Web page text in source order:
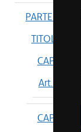
PARTE IV
TITOLO I
CAPO I
Art. 199
CAPO II